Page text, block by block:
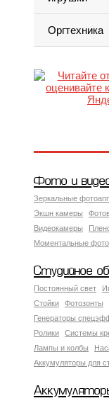
Оргтехника
Фото и
Зеркальные
Экшн камеры
Видеокамеры
Моментальные
Студийное
Постоянный свет
Стойки
Фотозонты
Генераторы
Ролики
Системы
Лампы и колбы
Аккумуляторы для